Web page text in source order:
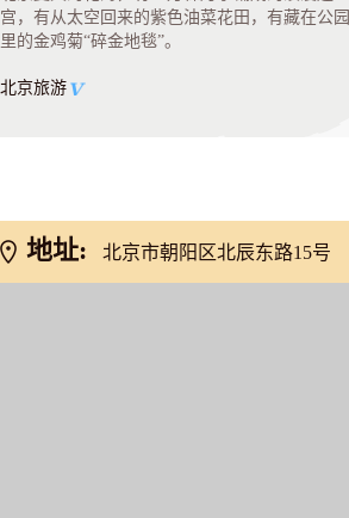
宫，有从太空回来的紫色油菜花田，有藏在公园
里的金鸡菊“碎金地毯”。
北京旅游
地址: 北京市朝阳区北辰东路15号